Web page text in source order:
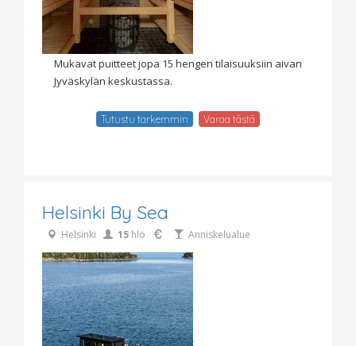
Mukavat puitteet jopa 15 hengen tilaisuuksiin aivan
Jyväskylän keskustassa.
Tutustu tarkemmin Varaa tästä
Helsinki By Sea
Helsinki 15 hlö Anniskelualue